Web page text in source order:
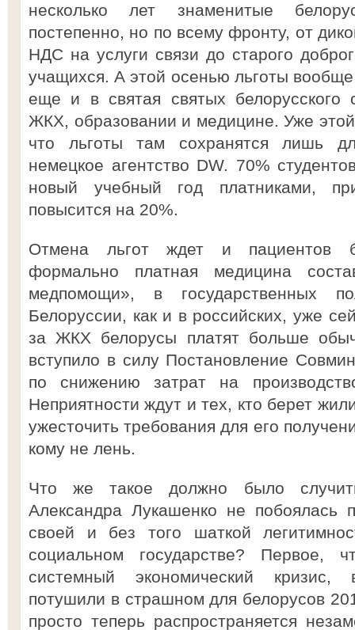
несколько лет знаменитые
постепенно, но по всему фронту, от
НДС на услуги связи до старого
учащихся. А этой осенью льготы вообще
еще и в святая святых белорусского
ЖКХ, образовании и медицине. Уже
что льготы там сохранятся лишь
немецкое агентство DW. 70%
новый учебный год платниками,
повысится на 20%.
Отмена льгот ждет и пациентов
формально платная медицина
медпомощи», в государственных
Белоруссии, как и в российских, уже
за ЖКХ белорусы платят больше
вступило в силу Постановление
по снижению затрат на
Неприятности ждут и тех, кто берет
ужесточить требования для его
кому не лень.
Что же такое должно было
Александра Лукашенко не побоялась
своей и без того шаткой
социальном государстве? Первое,
системный экономический кризис,
потушили в страшном для белорусов
просто теперь распространяется